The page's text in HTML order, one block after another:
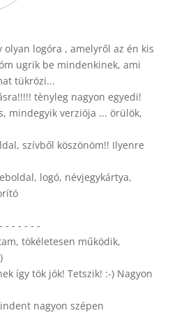
olyan logóra , amelyről az én kis
ugrik be mindenkinek, ami
tükrözi...
tènyleg nagyon egyedi!
mindegyik verziója ... örülök,
szívből köszönöm!! Ilyenre
logó, névjegykártya,
- - - - - -
tökéletesen működik,
így tök jók! Tetszik! :-) Nagyon
nagyon szépen